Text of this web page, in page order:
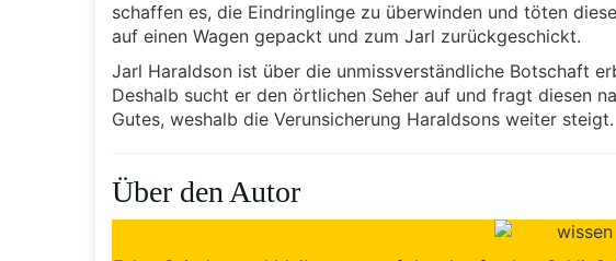
schaffen es, die Eindringlinge zu überwinden und töten
auf einen Wagen gepackt und zum Jarl zurückgeschickt.
Jarl Haraldson ist über die unmissverständliche Botschaft
Deshalb sucht er den örtlichen Seher auf und fragt diesen
Gutes, weshalb die Verunsicherung Haraldsons weiter steigt.
Über den Autor